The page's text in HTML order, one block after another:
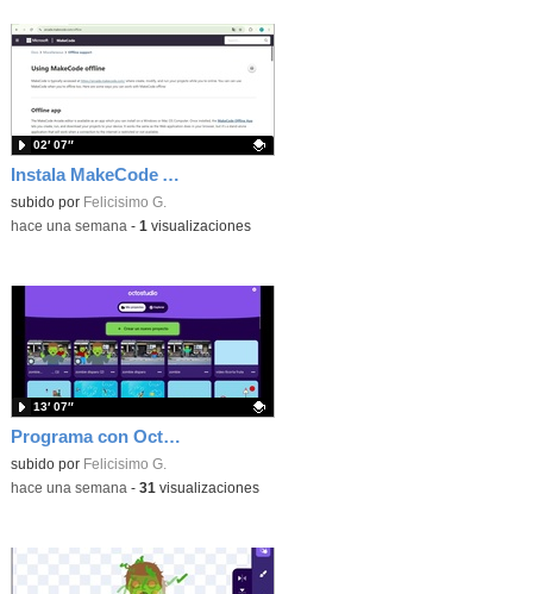
Instala MakeCode Arcade offline para programar grandes juegos sin necesidad de Internet
Contenido educativo.
subido por Felicisimo G.
02′ 07″
-hace una semana - 1 visualizaciones
Programa con OctoStudio, un juego de disparos contra Zombies con un cargador basado en el House of the dead
Contenido educativo.
subido por Felicisimo G.
13′ 07″
-hace una semana - 31 visualizaciones